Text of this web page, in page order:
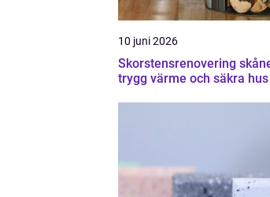
10 juni 2026
Skorstensrenovering
trygg värme och säkra hus